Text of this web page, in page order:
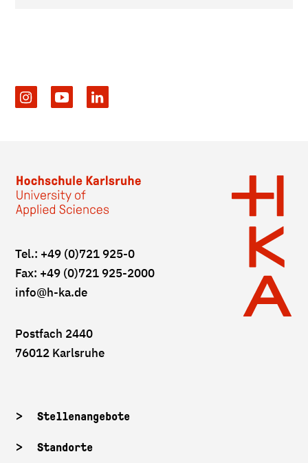
Tel.: +49 (0)721 925-0
Fax: +49 (0)721 925-2000
info@h-ka.de
Postfach 2440
76012 Karlsruhe
Stellenangebote
Standorte